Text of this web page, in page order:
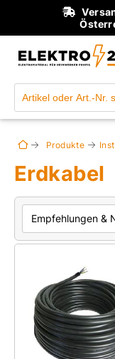
Produkte
Erdkabel